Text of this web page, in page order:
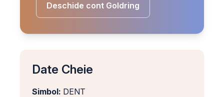
Deschide cont Goldring
Date Cheie
Simbol: DENT